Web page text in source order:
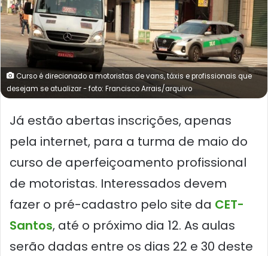
Curso é direcionado a motoristas de vans, táxis e profissionais que
desejam se atualizar - foto: Francisco Arrais/arquivo
Já estão abertas inscrições, apenas
pela internet, para a turma de maio do
curso de aperfeiçoamento profissional
de motoristas. Interessados devem
fazer o pré-cadastro pelo site da CET-
Santos, até o próximo dia 12. As aulas
serão dadas entre os dias 22 e 30 deste